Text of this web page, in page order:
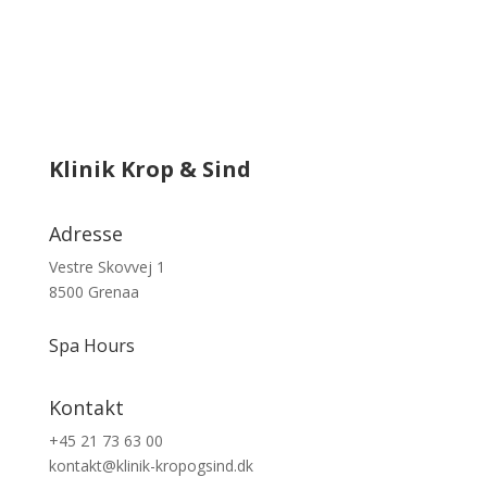
Klinik Krop & Sind
Adresse
Vestre Skovvej 1
8500 Grenaa
Spa Hours
Kontakt
+45 21 73 63 00
kontakt@klinik-kropogsind.dk